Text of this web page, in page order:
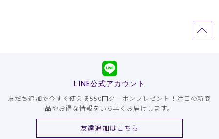
LINE公式アカウント
友だち追加で今すぐ使える550円クーポンプレゼント！注目の新商
品やお得な情報をいち早くお届けします。
友達追加はこちら